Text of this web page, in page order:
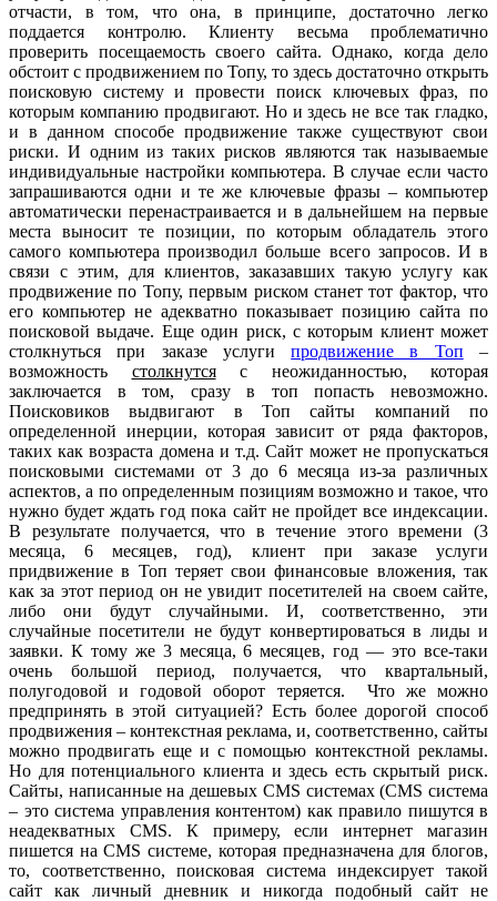
отчасти, в том, что она, в принципе, достаточно легко
поддается контролю. Клиенту весьма проблематично
проверить посещаемость своего сайта. Однако, когда дело
обстоит с продвижением по Топу, то здесь достаточно открыть
поисковую систему и провести поиск ключевых фраз, по
которым компанию продвигают. Но и здесь не все так гладко,
и в данном способе продвижение также существуют свои
риски. И одним из таких рисков являются так называемые
индивидуальные настройки компьютера. В случае если часто
запрашиваются одни и те же ключевые фразы – компьютер
автоматически перенастраивается и в дальнейшем на первые
места выносит те позиции, по которым обладатель этого
самого компьютера производил больше всего запросов. И в
связи с этим, для клиентов, заказавших такую услугу как
продвижение по Топу, первым риском станет тот фактор, что
его компьютер не адекватно показывает позицию сайта по
поисковой выдаче. Еще один риск, с которым клиент может
столкнуться при заказе услугипродвижение в Топ –
возможность столкнутсяс неожиданностью, которая
заключается в том, сразу в топ попасть невозможно.
Поисковиков выдвигают в Топ сайты компаний по
определенной инерции, которая зависит от ряда факторов,
таких как возраста домена и т.д. Сайт может не пропускаться
поисковыми системами от 3 до 6 месяца из-за различных
аспектов, а по определенным позициям возможно и такое, что
нужно будет ждать год пока сайт не пройдет все индексации.
В результате получается, что в течение этого времени (3
месяца, 6 месяцев, год), клиент при заказе услуги
придвижение в Топ теряет свои финансовые вложения, так
как за этот период он не увидит посетителей на своем сайте,
либо они будут случайными. И, соответственно, эти
случайные посетители не будут конвертироваться в лиды и
заявки. К тому же 3 месяца, 6 месяцев, год — это все-таки
очень большой период, получается, что квартальный,
полугодовой и годовой оборот теряется. Что же можно
предпринять в этой ситуацией? Есть более дорогой способ
продвижения – контекстная реклама, и, соответственно, сайты
можно продвигать еще и с помощью контекстной рекламы.
Но для потенциального клиента и здесь есть скрытый риск.
Сайты, написанные на дешевых CMS системах (CMS система
– это система управления контентом) как правило пишутся в
неадекватных CMS. К примеру, если интернет магазин
пишется на CMS системе, которая предназначена для блогов,
то, соответственно, поисковая система индексирует такой
сайт как личный дневник и никогда подобный сайт не